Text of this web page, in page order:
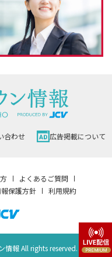
合わせ 広告掲載について
よくあるご質問
保護方針 利用規約
報 All rights reserved.